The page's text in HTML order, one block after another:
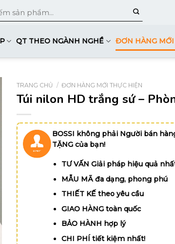
QT THEO NGÀNH NGHỀ ĐƠN HÀNG
TRANG CHỦ / ĐƠN HÀNG MỚI THỰC HIỆN
Túi nilon HD trắng sứ –
BOSSI không phải Người bán
TẶNG của bạn!
TƯ VẤN Giải pháp hiệu quả
MẪU MÃ đa dạng, phong phú
THIẾT KẾ theo yêu cầu
GIAO HÀNG toàn quốc
BẢO HÀNH hợp lý
CHI PHÍ tiết kiệm nhất!